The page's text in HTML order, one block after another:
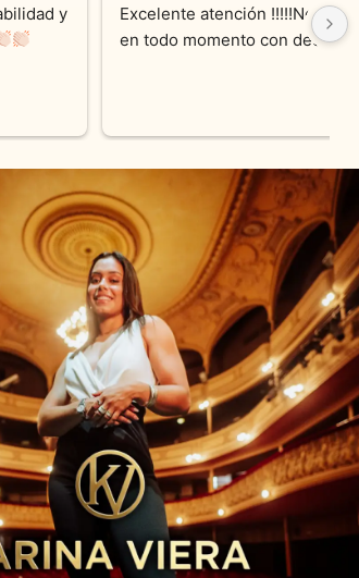
Muy linda atención, me encanta!!!Es la
segunda vez q compro, siempre